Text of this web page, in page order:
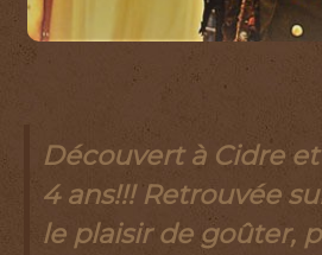
Mon rendez-vous
médiévale de Brie-
toujours un plaisir